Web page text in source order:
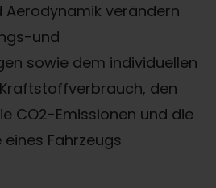
Aerodynamik verändern
und
sowie dem individuellen
den
CO2-Emissionen und die
Fahrzeugs